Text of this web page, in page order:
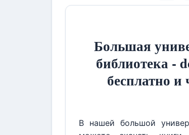
Большая
библиотека -
бесплатно
В нашей большой